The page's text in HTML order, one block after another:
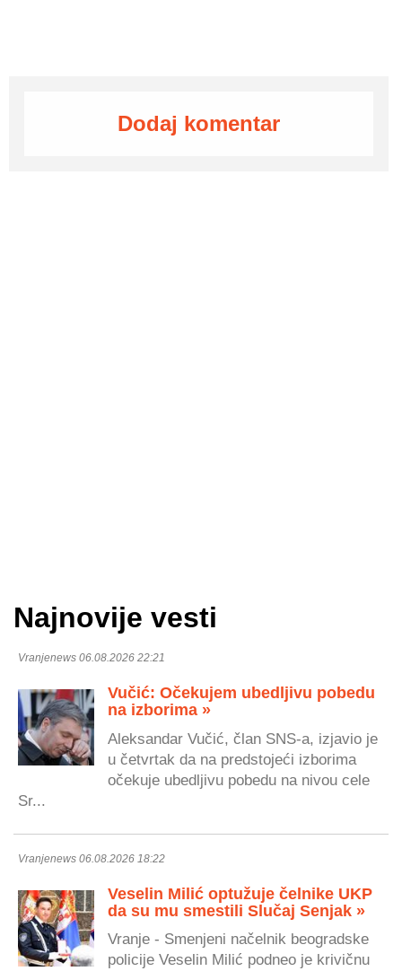
Dodaj komentar
Najnovije vesti
Vranjenews 06.08.2026 22:21
Vučić: Očekujem ubedljivu pobedu
na izborima »
Aleksandar Vučić, član SNS-a, izjavio je
u četvrtak da na predstojeći izborima
očekuje ubedljivu pobedu na nivou cele
Sr...
Vranjenews 06.08.2026 18:22
Veselin Milić optužuje čelnike UKP
da su mu smestili Slučaj Senjak »
Vranje - Smenjeni načelnik beogradske
policije Veselin Milić podneo je krivičnu